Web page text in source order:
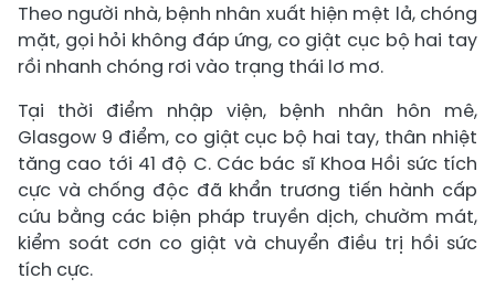
Theo người nhà, bệnh nhân xuất hiện mệt lả, chóng
mặt, gọi hỏi không đáp ứng, co giật cục bộ hai tay
rồi nhanh chóng rơi vào trạng thái lơ mơ.
Tại thời điểm nhập viện, bệnh nhân hôn mê,
Glasgow 9 điểm, co giật cục bộ hai tay, thân nhiệt
tăng cao tới 41 độ C. Các bác sĩ Khoa Hồi sức tích
cực và chống độc đã khẩn trương tiến hành cấp
cứu bằng các biện pháp truyền dịch, chườm mát,
kiểm soát cơn co giật và chuyển điều trị hồi sức
tích cực.